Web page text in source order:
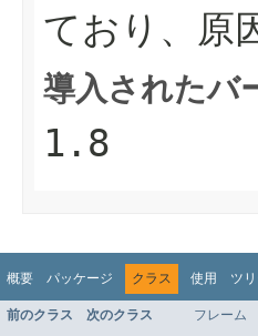
ており、原
導入されたバ
1.8
概要 パッケージ クラス 使用 ツ
前のクラス 次のクラス フレーム